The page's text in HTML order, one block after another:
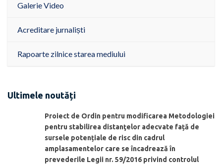
Galerie Video
Acreditare jurnaliști
Rapoarte zilnice starea mediului
Ultimele noutăți
Proiect de Ordin pentru modificarea Metodologiei
pentru stabilirea distanţelor adecvate față de
sursele potențiale de risc din cadrul
amplasamentelor care se încadrează în
prevederile Legii nr. 59/2016 privind controlul